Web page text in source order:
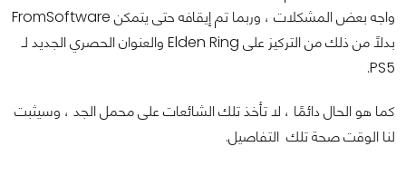
واجه بعض المشكلات ، وربما تم إيقافه حتى يتمكن FromSoftware
بدلاً من ذلك من التركيز على Elden Ring والعنوان الحصري الجديد لـ
PS5.
كما هو الحال دائمًا ، لا تأخذ تلك الشائعات على محمل الجد ، وسيثبت
لنا الوقت صحة تلك التفاصيل.